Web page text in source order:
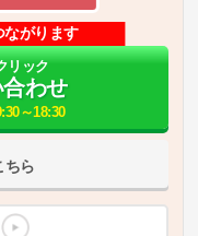
ちら
ながります
リック
わせ
～18:30